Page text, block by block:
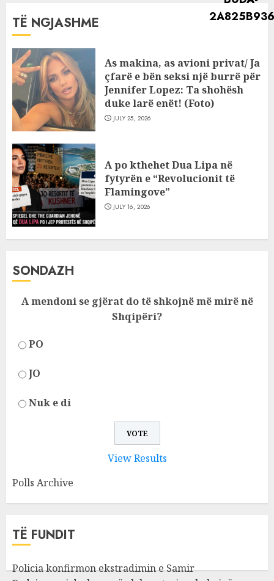
TË NGJASHME
As makina, as avioni privat/ Ja
çfarë e bën seksi një burrë për
Jennifer Lopez: Ta shohësh
duke larë enët! (Foto)
JULY 25, 2026
A po kthehet Dua Lipa në
fytyrën e “Revolucionit të
Flamingove”
JULY 16, 2026
SONDAZH
A mendoni se gjërat do të shkojnë më mirë në
Shqipëri?
PO
JO
Nuk e di
View Results
Polls Archive
TË FUNDIT
Policia konfirmon ekstradimin e Samir